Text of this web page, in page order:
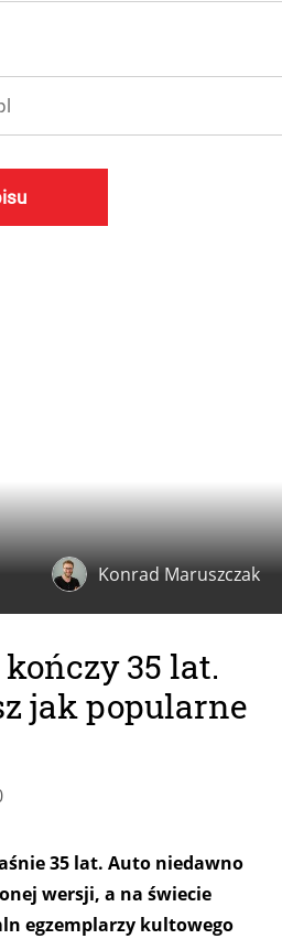
Konrad Maruszczak
35 lat.
jak popularne
35 lat. Auto niedawno
wersji, a na świecie
egzemplarzy kultowego